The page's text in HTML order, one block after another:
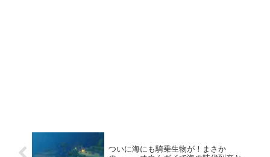
ついに海にも騎乗生物が！まさか